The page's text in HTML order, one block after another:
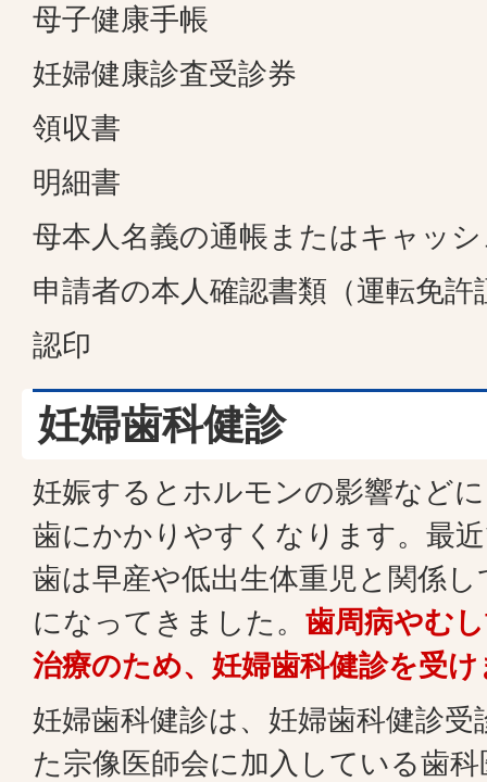
母子健康手帳
妊婦健康診査受診券
領収書
明細書
母本人名義の通帳またはキャッ
申請者の本人確認書類（運転免
認印
妊婦歯科健診
妊娠するとホルモンの影響など
歯にかかりやすくなります。最
歯は早産や低出生体重児と関係
になってきました。 歯周病やむ
治療のため、妊婦歯科健診を受
妊婦歯科健診は、妊婦歯科健診
た宗像医師会に加入している歯